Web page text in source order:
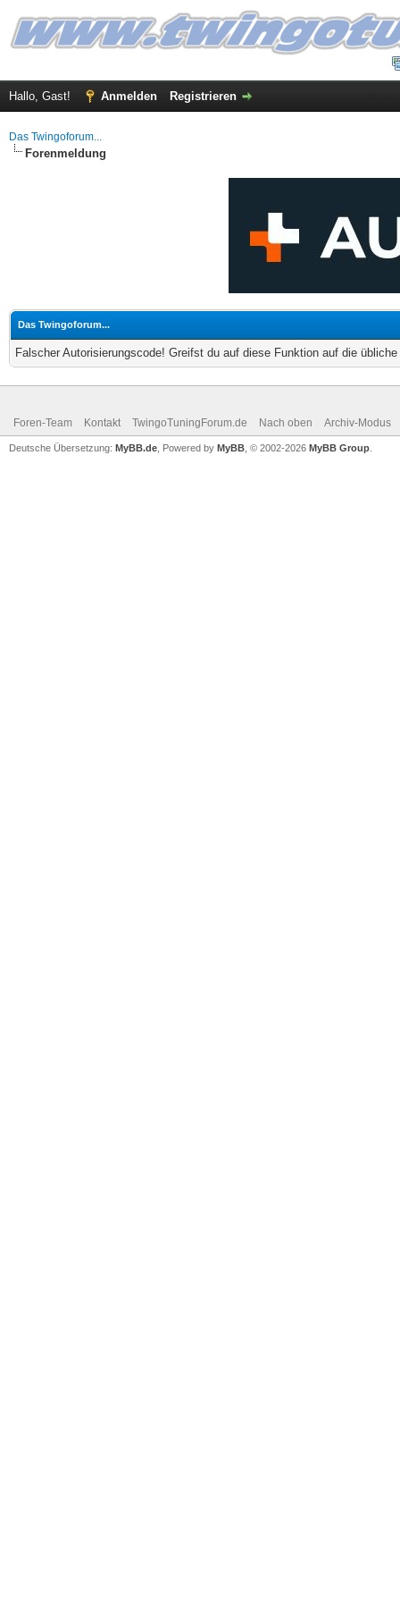
Hallo, Gast! Anmelden Registrieren
Das Twingoforum...
Forenmeldung
Das Twingoforum...
Falscher Autorisierungscode! Greifst du auf diese Funktion auf die
Foren-Team Kontakt TwingoTuningForum.de Nach oben Archiv-Modus
Deutsche Übersetzung: MyBB.de , Powered by MyBB , © 2002-2026 MyBB Group